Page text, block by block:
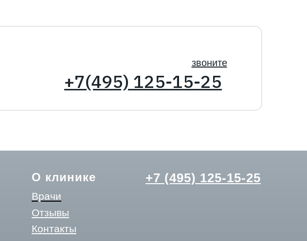
+7(495) 125-15-25
звоните
О клинике
Врачи
Отзывы
Контакты
+7 (495) 125-15-25